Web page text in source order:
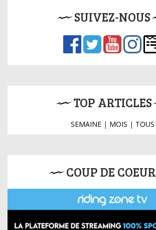
SUIVEZ-NOUS
TOP ARTICLES
SEMAINE| MOIS | TOUS
COUP DE COEUR